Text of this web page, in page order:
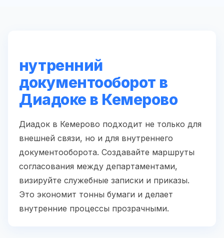
нутренний
документооборот в
Диадоке в Кемерово
Диадок в Кемерово подходит не только для
внешней связи, но и для внутреннего
документооборота. Создавайте маршруты
согласования между департаментами,
визируйте служебные записки и приказы.
Это экономит тонны бумаги и делает
внутренние процессы прозрачными.